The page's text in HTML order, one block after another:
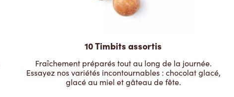
10 Timbits assortis
Fraîchement préparés tout au long de la journée.
Essayez nos variétés incontournables : chocolat glacé,
glacé au miel et gâteau de fête.